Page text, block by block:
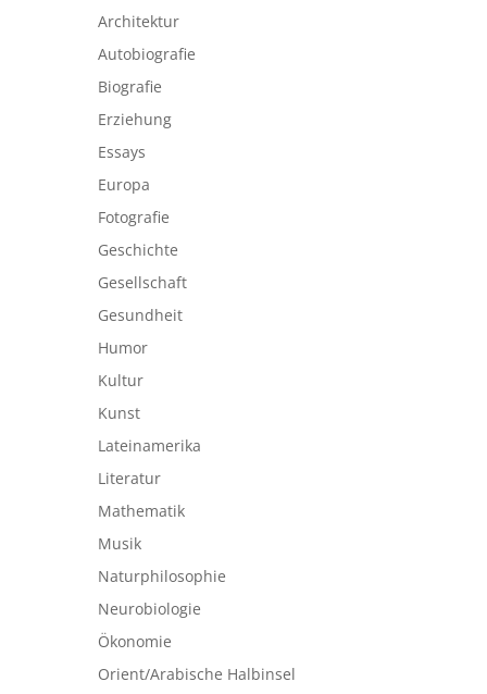
Architektur
Autobiografie
Biografie
Erziehung
Essays
Europa
Fotografie
Geschichte
Gesellschaft
Gesundheit
Humor
Kultur
Kunst
Lateinamerika
Literatur
Mathematik
Musik
Naturphilosophie
Neurobiologie
Ökonomie
Orient/Arabische Halbinsel